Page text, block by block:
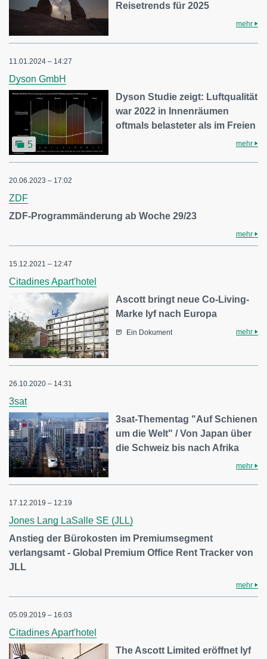
Reisetrends für 2025
mehr
11.01.2024 – 14:27
Dyson GmbH
5
Dyson Studie zeigt: Luftqualität
war 2022 in Innenräumen
oftmals belasteter als im Freien
mehr
20.06.2023 – 17:02
ZDF
ZDF-Programmänderung ab Woche 29/23
mehr
15.12.2021 – 12:47
Citadines Apart'hotel
Ascott bringt neue Co-Living-
Marke lyf nach Europa
Ein Dokument mehr
26.10.2020 – 14:31
3sat
3sat-Thementag "Auf Schienen
um die Welt" / Von Japan über
die Schweiz bis nach Afrika
mehr
17.12.2019 – 12:19
Jones Lang LaSalle SE (JLL)
Anstieg der Bürokosten im Premiumsegment
verlangsamt - Global Premium Office Rent Tracker von
JLL
mehr
05.09.2019 – 16:03
Citadines Apart'hotel
The Ascott Limited eröffnet lyf